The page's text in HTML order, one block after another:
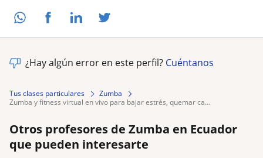
¿Hay algún error en este perfil? Cuéntanos
Tus clases particulares
Zumba
zumba y fitness virtual en vivo para bajar estrés, quemar ca...
Otros profesores de Zumba en Ecuador
que pueden interesarte